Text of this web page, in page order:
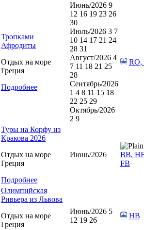
Тропками
Афродиты
Отдых на море
Греция
Подробнее
Июнь/2026 9
12 16 19 23 26
30
Июль/2026 3 7
10 14 17 21 24
28 31
Август/2026 4
7 11 18 21 25
28
Сентябрь/2026
1 4 8 11 15 18
22 25 29
Октябрь/2026
2 9
RO,
Туры на Корфу из
Кракова 2026
Отдых на море
Греция
Подробнее
Июнь/2026
BB,
FB
Олимпийская
Ривьера из Львова
Отдых на море
Греция
Июнь/2026 5
12 19 26
HB